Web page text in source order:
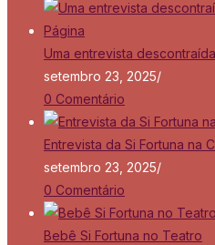
Uma entrevista
setembro 23, 2025/
0 Comentário
Entrevista da Si Fortuna na
setembro 23, 2025/
0 Comentário
Bebê Si Fortuna no Teatro